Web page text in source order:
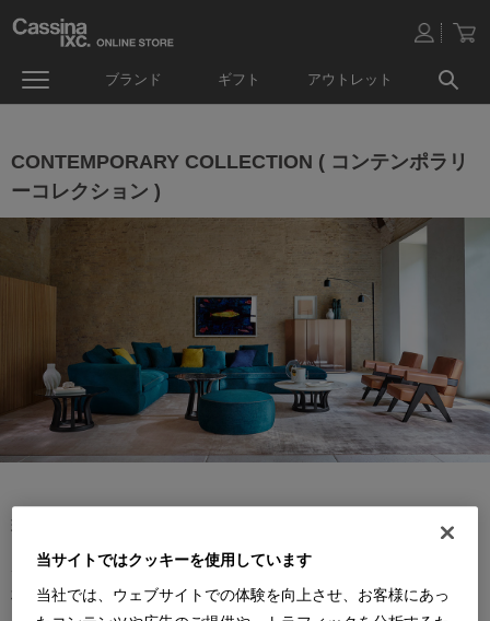
ブランド ギフト アウトレット
CONTEMPORARY COLLECTION ( コンテンポラリ
ーコレクション )
現代を代表する建築家やデザイナーとのコラボレーションによるコ
レクション。
デザイナーの創造性はもとより、そのデザインを支える職人技や素
材のクオリティがなければ、決して実現しないラインナップです。
当サイトではクッキーを使用しています
当社では、ウェブサイトでの体験を向上させ、お客様にあっ